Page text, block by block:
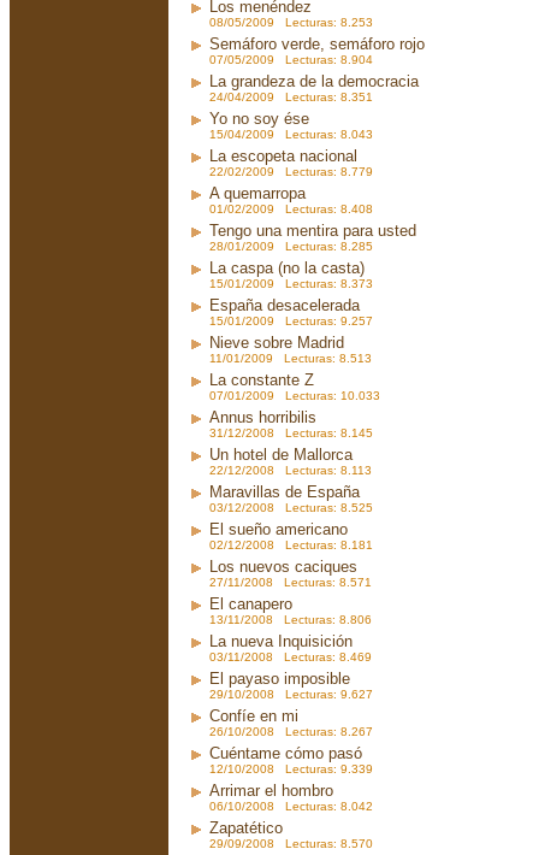
Los menéndez
08/05/2009 Lecturas: 8.253
Semáforo verde, semáforo rojo
07/05/2009 Lecturas: 8.904
La grandeza de la democracia
24/04/2009 Lecturas: 8.351
Yo no soy ése
15/04/2009 Lecturas: 8.043
La escopeta nacional
22/02/2009 Lecturas: 8.779
A quemarropa
01/02/2009 Lecturas: 8.408
Tengo una mentira para usted
28/01/2009 Lecturas: 8.285
La caspa (no la casta)
15/01/2009 Lecturas: 8.373
España desacelerada
15/01/2009 Lecturas: 9.257
Nieve sobre Madrid
11/01/2009 Lecturas: 8.513
La constante Z
07/01/2009 Lecturas: 10.033
Annus horribilis
31/12/2008 Lecturas: 8.145
Un hotel de Mallorca
22/12/2008 Lecturas: 8.113
Maravillas de España
03/12/2008 Lecturas: 8.525
El sueño americano
02/12/2008 Lecturas: 8.181
Los nuevos caciques
27/11/2008 Lecturas: 8.571
El canapero
13/11/2008 Lecturas: 8.806
La nueva Inquisición
03/11/2008 Lecturas: 8.469
El payaso imposible
29/10/2008 Lecturas: 9.627
Confíe en mi
26/10/2008 Lecturas: 8.267
Cuéntame cómo pasó
12/10/2008 Lecturas: 9.339
Arrimar el hombro
06/10/2008 Lecturas: 8.042
Zapatético
29/09/2008 Lecturas: 8.570